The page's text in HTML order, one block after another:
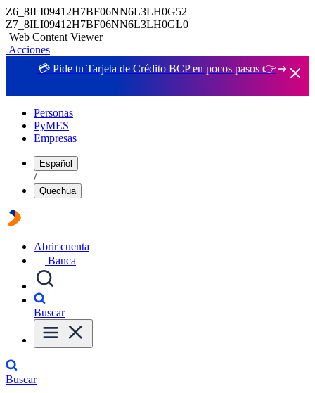
Z6_8ILI09412H7BF06NN6L3LH0G52
Z7_8ILI09412H7BF06NN6L3LH0GL0
Web Content Viewer
Acciones
💳 Pide tu Tarjeta de Crédito BCP en pocos pasos 👉
Personas
PyMES
Empresas
Español
/
Quechua
Abrir cuenta
Banca
Buscar
Buscar